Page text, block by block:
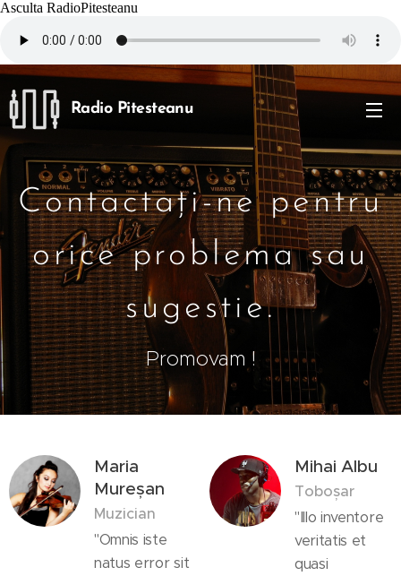
Asculta RadioPitesteanu
Radio Pitesteanu
Contactați-ne pentru
orice problema sau
sugestie.
Promovam !
Maria
Mureșan
Muzician
"Omnis iste
natus error sit
Mihai Albu
Toboșar
"Illo inventore
veritatis et
quasi